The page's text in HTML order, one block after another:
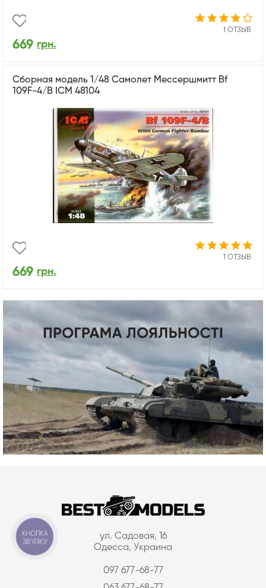
1 ОТЗЫВ
669 грн.
Сборная модель 1/48 Самолет Мессершмитт Bf
109F-4/B ICM 48104
1 ОТЗЫВ
669 грн.
ул. Садовая, 16
Одесса, Украина
097 677-68-77
КНОПКА
ЗВ'ЯЗКУ